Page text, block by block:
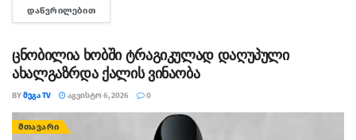
გადაცემაში „360...
ᲓᲐᲬᲕᲠᲘᲚᲔᲑᲘᲗ
ცნობილია ხობში ტრაგიკულად დაღუპული
ახალგაზრდა ქალის ვინაობა
BYᲛᲔᲒᲐ TV ᲐᲒᲕᲘᲡᲢᲝ 6, 2026 0
ᲛᲗᲐᲕᲐᲠᲘ